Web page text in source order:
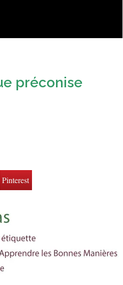
préconise
Pinterest